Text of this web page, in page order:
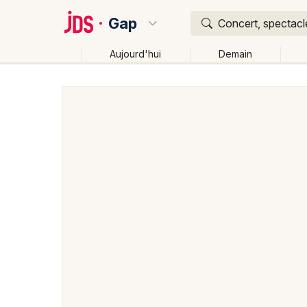
Gap Concert,
Aujourd'hui Demain